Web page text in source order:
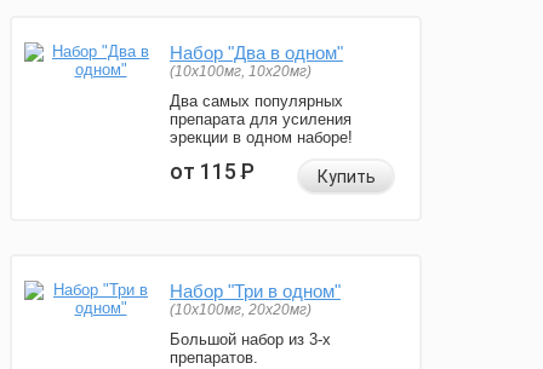
Набор "Два в одном"
(10x100мг, 10x20мг)
Два самых популярных
препарата для усиления
эрекции в одном наборе!
от 115Р Купить
Набор "Три в одном"
(10x100мг, 20x20мг)
Большой набор из 3-х
препаратов.